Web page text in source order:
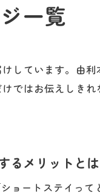
一覧
しています。由利
ではお伝えしきれ
るメリットと
ョートステイって